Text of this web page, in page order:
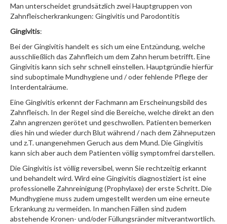
Man unterscheidet grundsätzlich zwei Hauptgruppen von
Zahnfleischerkrankungen: Gingivitis und Parodontitis
Gingivitis:
Bei der Gingivitis handelt es sich um eine Entzündung, welche
ausschließlich das Zahnfleich um dem Zahn herum betrifft. Eine
Gingivitis kann sich sehr schnell einstellen. Hauptgründie hierfür
sind suboptimale Mundhygiene und / oder fehlende Pflege der
Interdentalräume.
Eine Gingivitis erkennt der Fachmann am Erscheinungsbild des
Zahnfleisch. In der Regel sind die Bereiche, welche direkt an den
Zahn angrenzen gerötet und geschwollen. Patienten bemerken
dies hin und wieder durch Blut während / nach dem Zähneputzen
und z.T. unangenehmen Geruch aus dem Mund. Die Gingivitis
kann sich aber auch dem Patienten völlig symptomfrei darstellen.
Die Gingivitis ist völlig reversibel, wenn Sie rechtzeitig erkannt
und behandelt wird. Wird eine Gingivitis diagnostiziert ist eine
professionelle Zahnreinigung (Prophylaxe) der erste Schritt. Die
Mundhygiene muss zudem umgestellt werden um eine erneute
Erkrankung zu vermeiden. In manchen Fällen sind zudem
abstehende Kronen- und/oder Füllungsränder mitverantwortlich.